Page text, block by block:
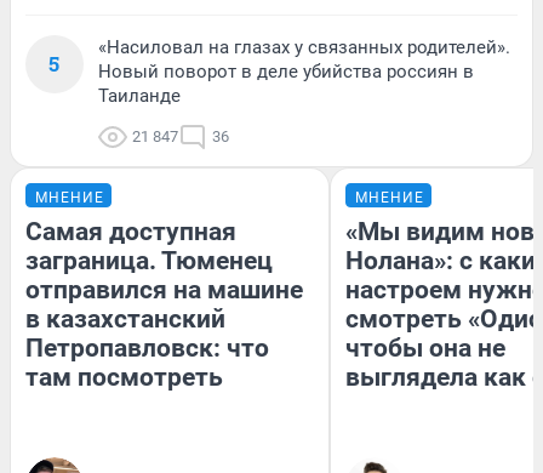
5
«Насиловал на глазах у связанных родителей».
Новый поворот в деле убийства россиян в
Таиланде
21 847 36
МНЕНИЕ
Самая доступная
заграница. Тюменец
отправился на машине
в казахстанский
Петропавловск: что
там посмотреть
МНЕНИЕ
«Мы видим
Нолана»: с
настроем
смотреть
чтобы она не
выглядела как